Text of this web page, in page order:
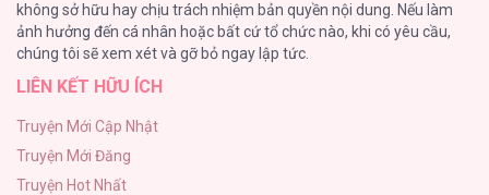
Cuộc Sống Sung Sướng Trong Tù
140
Đứa Nhỏ Không Phải Là Con Anh
Mùa Xuân Hoa Nở
104
không sở hữu hay chịu trách nhiệm bản quyền nội dung. Nếu làm
ảnh hưởng đến cá nhân hoặc bất cứ tổ chức nào, khi có yêu cầu,
chúng tôi sẽ xem xét và gỡ bỏ ngay lập tức.
LIÊN KẾT HỮU ÍCH
Truyện Mới Cập Nhật
Truyện Mới Đăng
Truyện Hot Nhất